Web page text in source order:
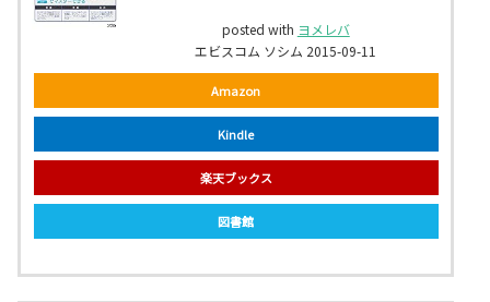
posted with ヨメレバ
エビスコム ソシム 2015-09-11
Amazon
Kindle
楽天ブックス
図書館